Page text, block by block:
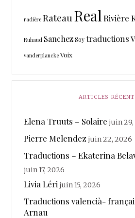
radière Rateau Real Rivière
Ruhaud SanchezSoytraductions
vanderplancke Voix
ARTICLES
Elena Truuts – Solaire juin
Pierre Melendez juin 22, 2026
Traductions – Ekaterina
juin 17, 2026
Livia Léri juin 15, 2026
Traductions valencià-
Arnau